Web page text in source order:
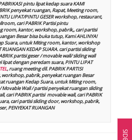
pintu lipat kedap suara KAMI
penyekat ruangan, Rapat, Meeting room,
LIPAT/PINTU GESER workshop, restaurant,
cari PABRIK Partisi pintu
room, kantor, workshop, pabrik,, cari partisi
Besar bisa buka tutup, Kami AHLINYA!
Suara, untuk Miting room, kantor, workshop
RUANGAN KEDAP SUARA. cari partisi sliding
partisi geser / movable wall/ sliding wall
lipat dengan peredam suara, PINTU LIPAT
, ruang meeting dll. PABRIK PARTISI
workshop, pabrik, penyekat ruangan Besar
ruangan Kedap Suara, untuk Miting room,
Wall / partisi penyekat ruangan sliding
cari PABRIK partisi movable wall, cari PABRIK
cari partisi sliding door, workshop, pabrik,
PENYEKAT RUANGAN